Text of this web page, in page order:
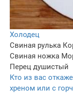
Холодец
Свиная рулька
Свиная ножка
Перец душистый
Кто из вас
хреном или с